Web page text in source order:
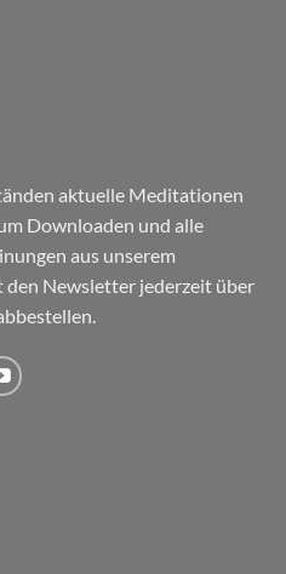
aktuelle Meditationen
Downloaden und alle
aus unserem
den Newsletter jederzeit über